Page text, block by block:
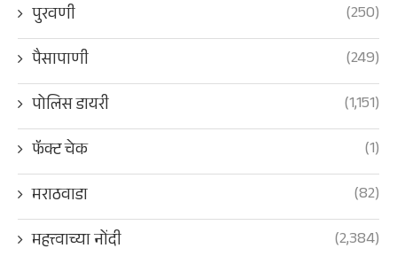
पुरवणी
(250)
पैसापाणी
(249)
पोलिस डायरी
(1,151)
फॅक्ट चेक
(1)
मराठवाडा
(82)
महत्त्वाच्या नोंदी
(2,384)